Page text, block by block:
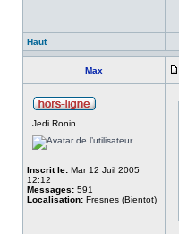
Haut
Max
Jedi Ronin
Inscrit le: Mar 12 Juil 2005
12:12
Messages: 591
Localisation: Fresnes (Bientot)